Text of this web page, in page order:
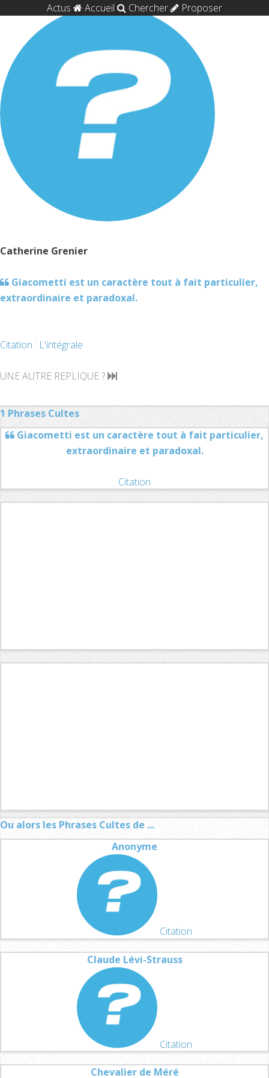
Actus Accueil Chercher Proposer
Catherine Grenier
Giacometti est un caractère tout à fait particulier,
extraordinaire et paradoxal.
Citation : L'intégrale
UNE AUTRE REPLIQUE ?
1 Phrases Cultes
Giacometti est un caractère tout à fait particulier,
extraordinaire et paradoxal.
Citation
Ou alors les Phrases Cultes de ...
Anonyme
Citation
Claude Lévi-Strauss
Citation
Chevalier de Méré